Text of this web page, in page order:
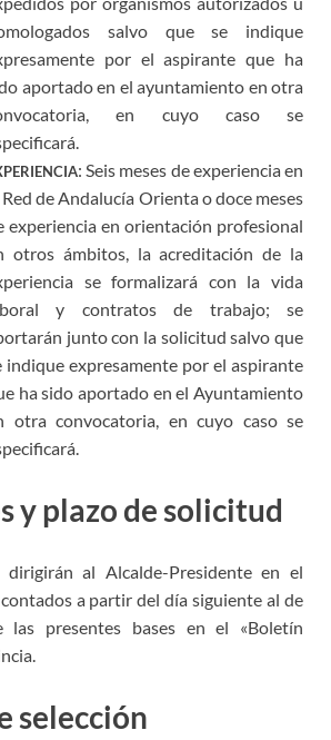
salvo que se indique
por el aspirante que ha
aportado en el ayuntamiento en otra
en cuyo caso se
: Seis meses de experiencia en
Red de Andalucía Orienta o doce meses
experiencia en orientación profesional
otros ámbitos, la acreditación de la
se formalizará con la vida
y contratos de trabajo; se
junto con la solicitud salvo que
indique expresamente por el aspirante
ha sido aportado en el Ayuntamiento
otra convocatoria, en cuyo caso se
y plazo de solicitud
dirigirán al Alcalde-Presidente en el
a partir del día siguiente al de
las presentes bases en el «Boletín
selección